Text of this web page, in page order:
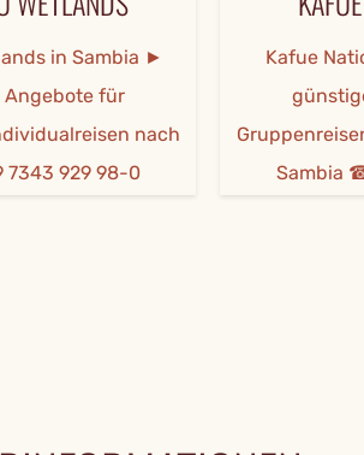
►
nach
0
Kafue National Park in
günstige Top
Gruppenreisen &
Sambia ☎ +49 7343